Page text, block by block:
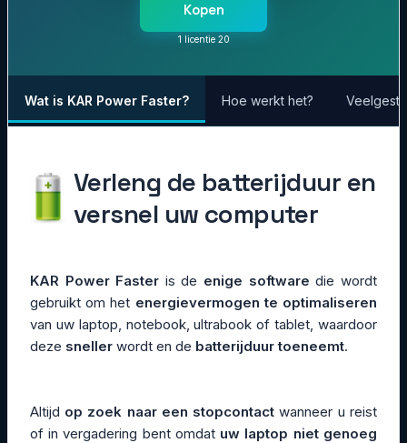
Kopen
1 licentie 20
Wat is KAR Power Faster? Hoe werkt het?
Verleng de batterijduur en
versnel uw computer
KAR Power Faster is de enige software die wordt
gebruikt om het energievermogen te optimaliseren
van uw laptop, notebook, ultrabook of tablet, waardoor
deze sneller wordt en de batterijduur toeneemt.
Altijd op zoek naar een stopcontact wanneer u reist
of in vergadering bent omdat uw laptop niet genoeg